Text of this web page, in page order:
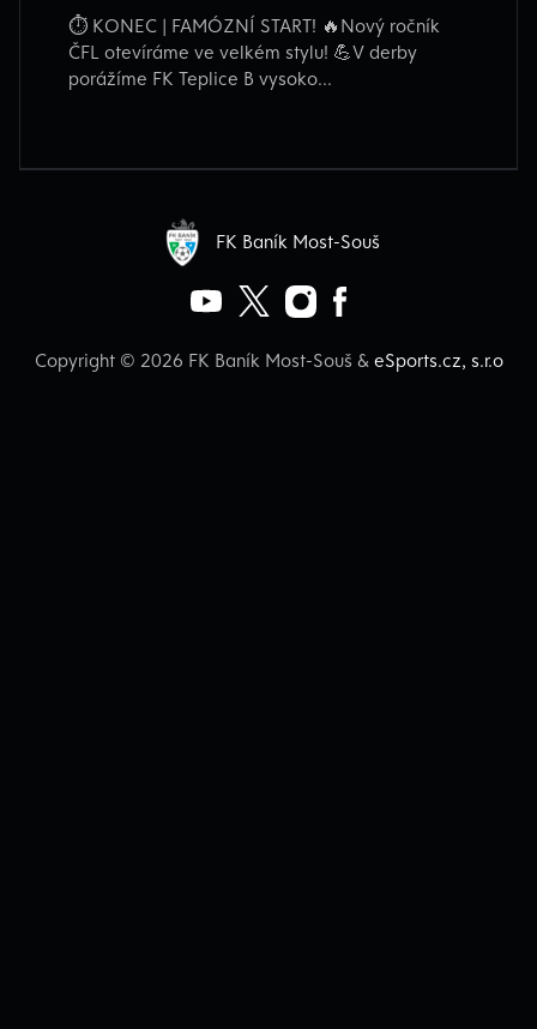
⏱️ KONEC | FAMÓZNÍ START! 🔥Nový ročník
ČFL otevíráme ve velkém stylu! 💪V derby
porážíme FK Teplice B vysoko...
FK Baník Most-Souš
Copyright © 2026 FK Baník Most-Souš & eSports.cz, s.r.o